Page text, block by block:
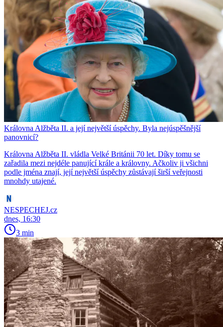
Královna Alžběta II. a její největší úspěchy. Byla nejúspěšnější
panovnicí?
Královna Alžběta II. vládla Velké Británii 70 let. Díky tomu se
zařadila mezi nejdéle panující krále a královny. Ačkoliv ji všichni
podle jména znají, její největší úspěchy zůstávají širší veřejnosti
mnohdy utajené.
NESPECHEJ.cz
dnes, 16:30
3 min